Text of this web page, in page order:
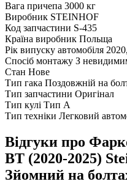
Вага причепа 3000 кг
Виробник STEINHOF
Код запчастини S-435
Країна виробник Польща
Рік випуску автомобіля
Спосіб монтажу З
Стан Нове
Тип гака Поздовжній на
Тип запчастини Оригінал
Тип кулі Тип A
Тип техніки Легковий
Відгуки про
BT (2020-2025)
Зйомний на